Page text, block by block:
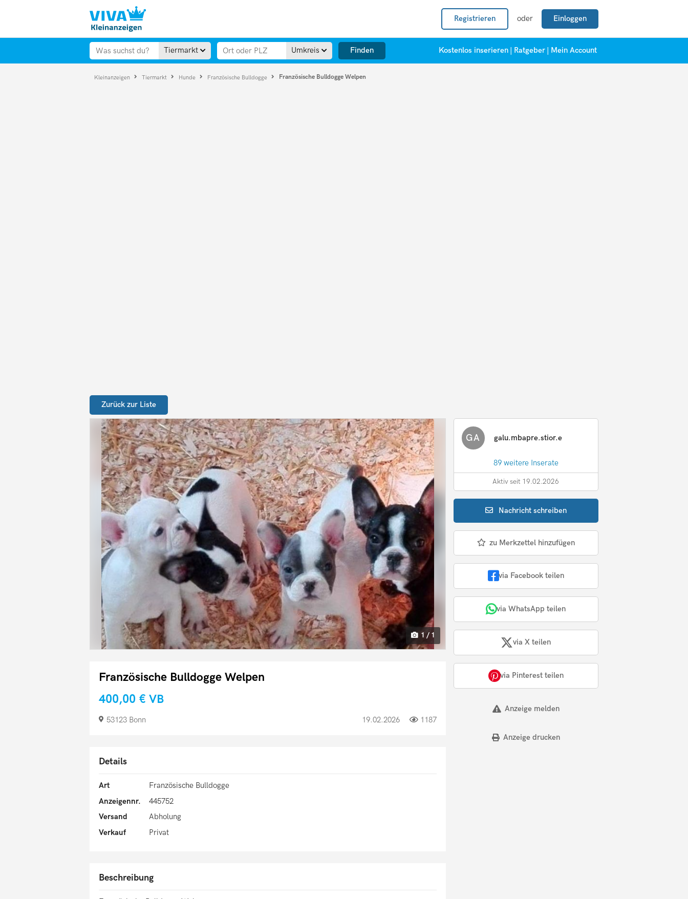
Registrieren oder Einloggen
Tiermarkt Umkreis Finden Kostenlos inserieren Ratgeber Mein Account
Kleinanzeigen Tiermarkt Hunde Französische Bulldogge Französische Bulldogge Welpen
Zurück zur Liste
1 / 1
Französische Bulldogge Welpen
400,00 € VB
53123 Bonn 19.02.2026 1187
Details
Art
Französische Bulldogge
Anzeigennr.
445752
Versand
Abholung
Verkauf
Privat
Beschreibung
GA galu.mbapre.stior.e
89 weitere Inserate
Aktiv seit 19.02.2026
Nachrichtschreiben
zu Merkzettel hinzufügen
via Facebook teilen
via WhatsApp teilen
via X teilen
via Pinterest teilen
Anzeige melden
Anzeige drucken